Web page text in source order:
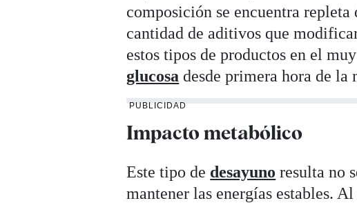
composición se encuentra
cantidad de aditivos que
estos tipos de productos en el
glucosa desde primera hora de la
PUBLICIDAD
Impacto metabólico
Este tipo de desayuno resulta no
mantener las energías estables.